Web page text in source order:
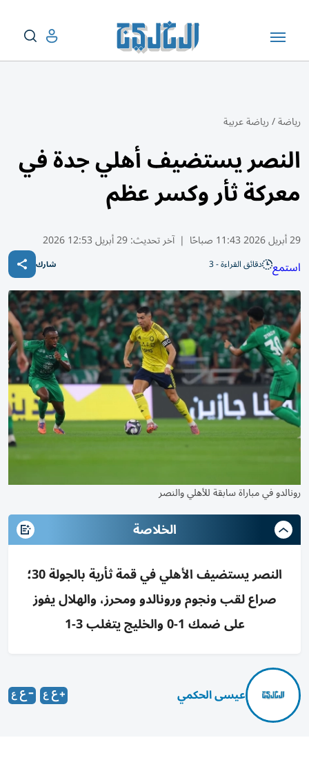
رياضة/رياضة عربية
النصر يستضيف أهلي جدة في
معركة ثأر وكسر عظم
29 أبريل 2026 11:43 صباحًا | آخر تحديث:29 أبريل 12:53 2026
استمع دقائق القراءة - 3 شارك
رونالدو في مباراة سابقة للأهلي والنصر
الخلاصة
النصر يستضيف الأهلي في قمة ثأرية بالجولة 30؛
صراع لقب ونجوم ورونالدو ومحرز، والهلال يفوز
على ضمك 1-0 والخليج يتغلب 3-1
عيسى الحكمي